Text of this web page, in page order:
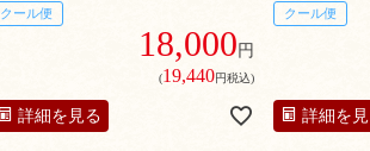
クール便
18,000円
(19,440円税込)
詳細を見る
クール便
詳細を